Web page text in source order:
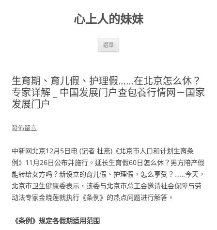
心上人的妹妹
選單
生育期、育儿假、护理假……在北京怎么休？
专家详解 _ 中国发展门户查包養行情网－国家
发展门户
發佈留言
中新网北京12月5日电 (记者 杜燕)《北京市人口和计划生育条
例》11月26日公布并施行。延长生育假60日怎么休？男方陪产假
能转给女方吗？新设立的育儿假、护理假，怎么享受？……今天，
北京市卫生健康委表示，该委与北京市总工会邀请社会保障与劳
动法专家金晓莲就执行《条例》的热点问题进行解答。
《条例》规定各假期适用范围